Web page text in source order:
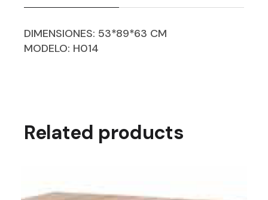
DIMENSIONES: 53*89*63 CM
MODELO: H014
Related products